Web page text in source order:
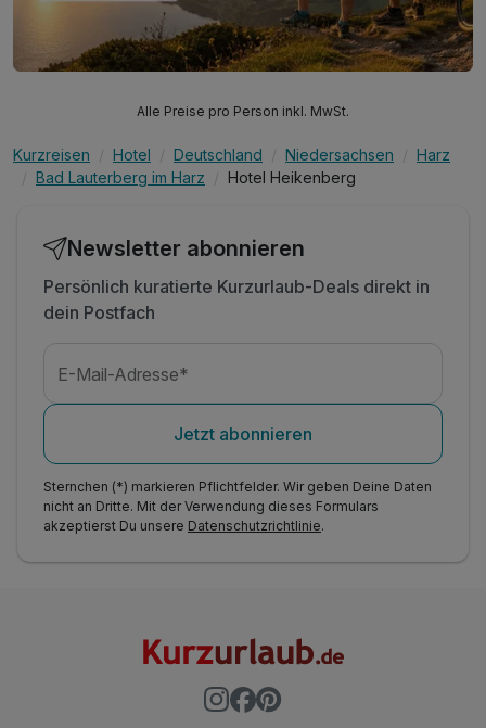
Alle Preise pro Person inkl. MwSt.
Kurzreisen Hotel Deutschland Niedersachsen
Harz
Bad Lauterberg im Harz
Hotel Heikenberg
Newsletter abonnieren
Persönlich kuratierte Kurzurlaub-Deals direkt in
dein Postfach
E-Mail-Adresse*
Jetzt abonnieren
Sternchen (*) markieren Pflichtfelder. Wir geben Deine Daten
nicht an Dritte. Mit der Verwendung dieses Formulars
akzeptierst Du unsere Datenschutzrichtlinie.